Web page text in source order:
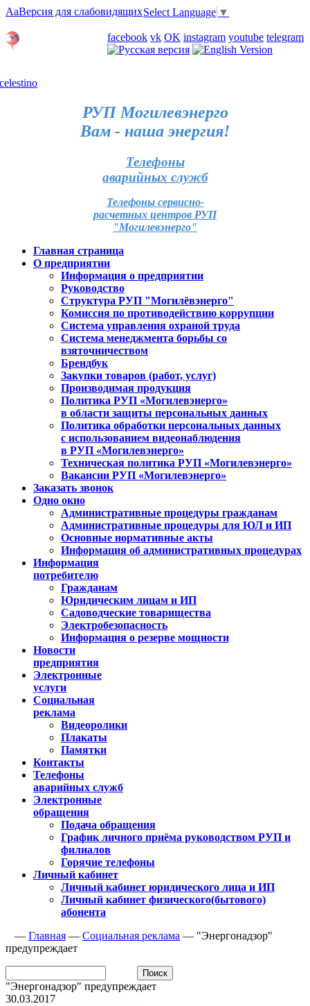
AaВерсия для слабовидящихSelect Language ▼
facebook vk OK instagram youtube telegram
РУП Могилевэнерго
Вам - наша энергия!
Телефоны
аварийных служб
Телефоны сервисно-
расчетных центров РУП
"Могилевэнерго"
Главная страница
О предприятии
Информация о предприятии
Руководство
Структура РУП "Могилёвэнерго"
Комиссия по противодействию коррупции
Система управления охраной труда
Система менеджмента борьбы со
взяточничеством
Брендбук
Закупки товаров (работ, услуг)
Производимая продукция
Политика РУП «Могилевэнерго»
в области защиты персональных данных
Политика обработки персональных данных
с использованием видеонаблюдения
в РУП «Могилевэнерго»
Техническая политика РУП «Могилевэнерго»
Вакансии РУП «Могилевэнерго»
Заказать звонок
Одно окно
Административные процедуры гражданам
Административные процедуры для ЮЛ и ИП
Основные нормативные акты
Информация об административных процедурах
Информация
потребителю
Гражданам
Юридическим лицам и ИП
Садоводческие товарищества
Электробезопасность
Информация о резерве мощности
Новости
предприятия
Электронные
услуги
Социальная
реклама
Видеоролики
Плакаты
Памятки
Контакты
Телефоны
аварийных служб
Электронные
обращения
Подача обращения
График личного приёма руководством РУП и
филиалов
Горячие телефоны
Личный кабинет
Личный кабинет юридического лица и ИП
Личный кабинет физического(бытового)
абонента
— Главная — Социальная реклама — "Энергонадзор"
предупреждает
"Энергонадзор" предупреждает
30.03.2017